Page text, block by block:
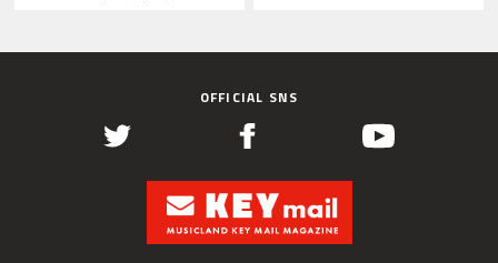
OFFICIAL SNS